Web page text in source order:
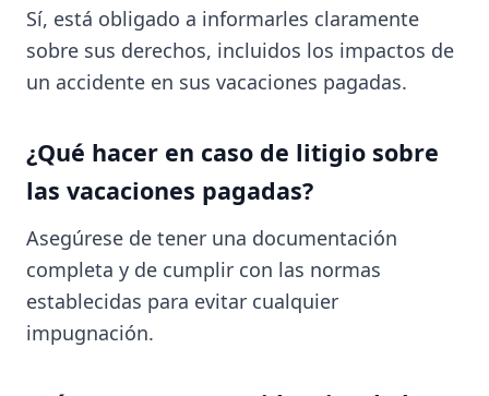
Sí, está obligado a informarles claramente
sobre sus derechos, incluidos los impactos de
un accidente en sus vacaciones pagadas.
¿Qué hacer en caso de litigio sobre
las vacaciones pagadas?
Asegúrese de tener una documentación
completa y de cumplir con las normas
establecidas para evitar cualquier
impugnación.